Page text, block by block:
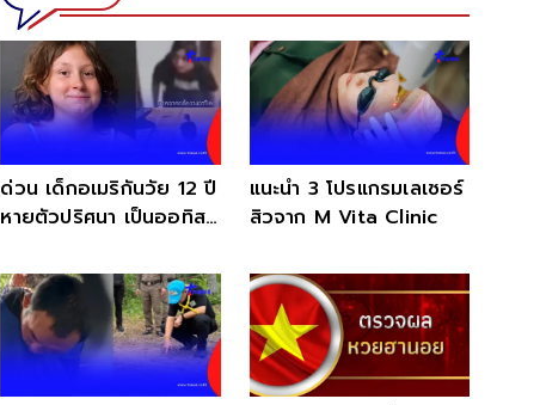
ด่วน เด็กอเมริกันวัย 12 ปี
หายตัวปริศนา เป็นออทิสติ
แนะนำ 3 โปรแกรมเลเซอร์
สิวจาก M Vita Clinic